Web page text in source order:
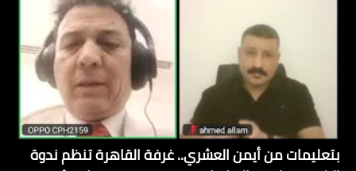
بتعليمات من أيمن العشري.. غرفة القاهرة تنظم ندوة